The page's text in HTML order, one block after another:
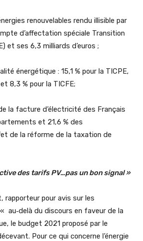
renouvelables rendu illisible par
d’affectation spéciale Transition
et ses 6,3 milliards d’euros ;
énergétique : 15,1 % pour la TICPE,
8,3 % pour la TICFE;
la facture d’électricité des Français
et 21,6 % des
de la réforme de la taxation de
des tarifs PV…pas un bon signal »
rapporteur pour avis sur les
au‑delà du discours en faveur de la
le budget 2021 proposé par le
Pour ce qui concerne l’énergie